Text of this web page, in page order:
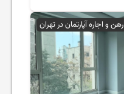
رهن و اجاره آپارتمان در تهران